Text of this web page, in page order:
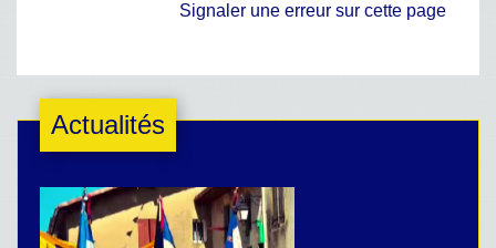
Signaler une erreur sur cette page
Actualités